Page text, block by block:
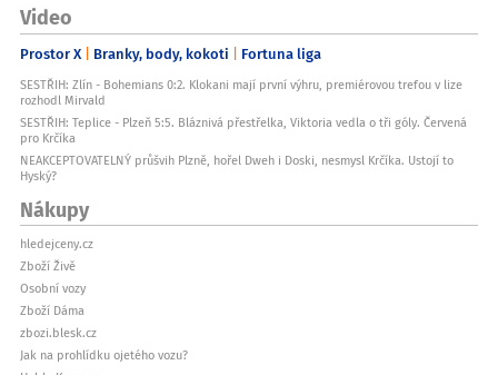
Video
Prostor X Branky, body, kokoti Fortuna liga
SESTŘIH: Zlín - Bohemians 0:2. Klokani mají první výhru, premiérovou trefou v lize
rozhodl Mirvald
SESTŘIH: Teplice - Plzeň 5:5. Bláznivá přestřelka, Viktoria vedla o tři góly. Červená
pro Krčíka
NEAKCEPTOVATELNÝ průšvih Plzně, hořel Dweh i Doski, nesmysl Krčíka. Ustojí to
Hyský?
Nákupy
hledejceny.cz
Zboží Živě
Osobní vozy
Zboží Dáma
zbozi.blesk.cz
Jak na prohlídku ojetého vozu?